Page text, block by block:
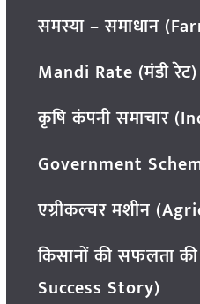
समस्या – समाधान
Mandi Rate (मंडी रेट)
कृषि कंपनी समाचार
Government
एग्रीकल्चर मशीन
किसानों की सफलता
Success Story)